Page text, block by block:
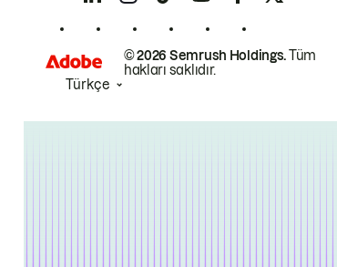
© 2026 Semrush Holdings.Tüm
hakları saklıdır.
Türkçe